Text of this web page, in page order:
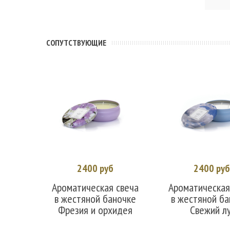
CОПУТСТВУЮЩИЕ
В корзину
2400 руб
Ароматическая свеча
в жестяной баночке
Фрезия и орхидея
В корзину
2400 руб
в жестяной
Свежий